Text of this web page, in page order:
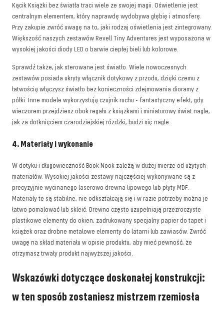
Kącik Książki bez światła traci wiele ze swojej magii. Oświetlenie jest
centralnym elementem, który naprawdę wydobywa głębię i atmosferę.
Przy zakupie zwróć uwagę na to, jaki rodzaj oświetlenia jest zintegrowany.
Większość naszych zestawów Revell Tiny Adventures jest wyposażona w
wysokiej jakości diody LED o barwie ciepłej bieli lub kolorowe.
Sprawdź także, jak sterowane jest światło. Wiele nowoczesnych
zestawów posiada ukryty włącznik dotykowy z przodu, dzięki czemu z
łatwością włączysz światło bez konieczności zdejmowania dioramy z
półki. Inne modele wykorzystują czujnik ruchu - fantastyczny efekt, gdy
wieczorem przejdziesz obok regału z książkami i miniaturowy świat nagle,
jak za dotknięciem czarodziejskiej różdżki, budzi się nagle.
4. Materiały i wykonanie
W dotyku i długowieczność Book Nook zależą w dużej mierze od użytych
materiałów. Wysokiej jakości zestawy najczęściej wykonywane są z
precyzyjnie wycinanego laserowo drewna lipowego lub płyty MDF.
Materiały te są stabilne, nie odkształcają się i w razie potrzeby można je
łatwo pomalować lub skleić. Drewno często uzupełniają przezroczyste
plastikowe elementy do okien, zadrukowany specjalny papier do tapet i
książek oraz drobne metalowe elementy do latarni lub zawiasów. Zwróć
uwagę na skład materiału w opisie produktu, aby mieć pewność, że
otrzymasz trwały produkt najwyższej jakości.
Wskazówki dotyczące doskonałej konstrukcji:
w ten sposób zostaniesz mistrzem rzemiosła